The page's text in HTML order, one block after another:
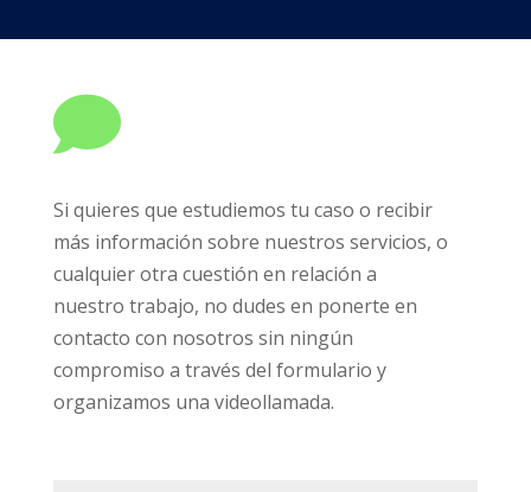

Si quieres que estudiemos tu caso o recibir
más información sobre nuestros servicios, o
cualquier otra cuestión en relación a
nuestro trabajo, no dudes en ponerte en
contacto con nosotros sin ningún
compromiso a través del formulario y
organizamos una videollamada.